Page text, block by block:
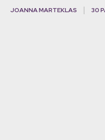
JOANNA MARTEKLAS 30